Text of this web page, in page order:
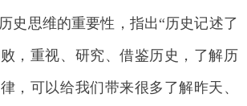
史思维的重要性，指出“历史记述了
，重视、研究、借鉴历史，了解历
，可以给我们带来很多了解昨天、